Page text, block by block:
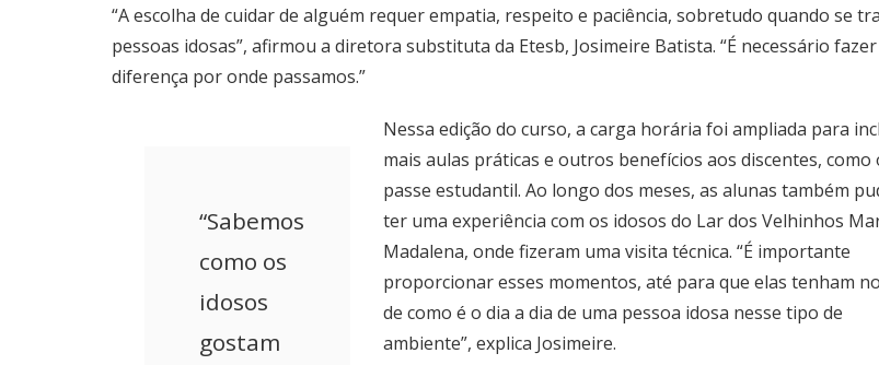
“A escolha de cuidar de alguém requer empatia, respeito e paciência, sobretudo quando se
pessoas idosas”, afirmou a diretora substituta da Etesb, Josimeire Batista. “É necessário fazer
diferença por onde passamos.”
“Sabemos
como os
idosos
gostam
Nessa edição do curso, a carga horária foi ampliada para
mais aulas práticas e outros benefícios aos discentes, como
passe estudantil. Ao longo dos meses, as alunas também
ter uma experiência com os idosos do Lar dos Velhinhos
Madalena, onde fizeram uma visita técnica. “É importante
proporcionar esses momentos, até para que elas tenham
de como é o dia a dia de uma pessoa idosa nesse tipo de
ambiente”, explica Josimeire.